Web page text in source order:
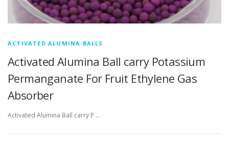
ACTIVATED ALUMINA BALLS
Activated Alumina Ball carry Potassium
Permanganate For Fruit Ethylene Gas
Absorber
Activated Alumina Ball carry P …